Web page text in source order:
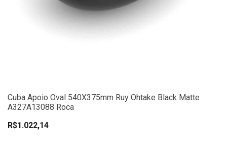
Cuba Apoio Oval 540X375mm Ruy Ohtake Black Matte
A327A13088 Roca
R$1.022,14